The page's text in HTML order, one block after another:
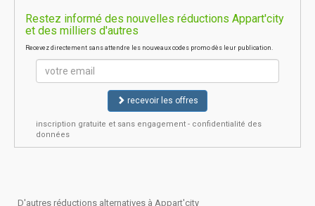
Restez informé des nouvelles réductions Appart'city
et des milliers d'autres
Recevez directement sans attendre les nouveaux codes promo dès leur publication.
recevoir les offres
inscription gratuite et sans engagement - confidentialité des
données
D'autres réductions alternatives à Appart'city